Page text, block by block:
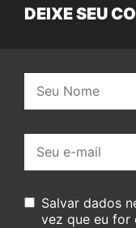
DEIXE SEU
mail:
Salvar dados
vez que eu for